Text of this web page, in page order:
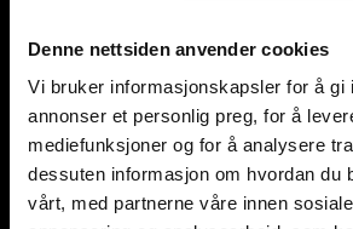
Denne nettsiden anvender cookies
Vi bruker informasjonskapsler for å gi
annonser et personlig preg, for å
mediefunksjoner og for å analysere
dessuten informasjon om hvordan du
vårt, med partnerne våre innen
Lokaal vakmanschap
Partners